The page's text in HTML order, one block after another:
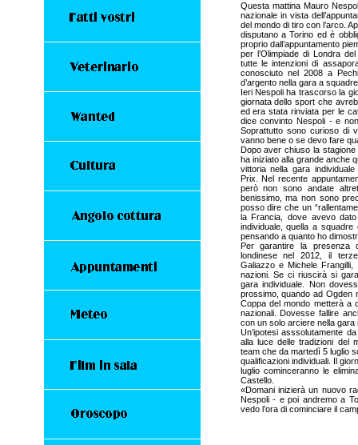
Questa mattina Mauro
nazionale in vista
del mondo di tiro con l’arco.
disputano a Torino ed è
proprio dall’appuntamento
per l’Olimpiade di Londra
tutte le intenzioni di
conosciuto nel 2008 a
d’argento nella gara a
Ieri Nespoli ha trascorso la
giornata dello sport che
ed era stata rinviata per le
dice convinto Nespoli - e
Soprattutto sono curioso di
vanno bene o se devo fare
Dopo aver chiuso la
ha iniziato alla grande anche
vittoria nella gara
Prix. Nel recente
però non sono andate
benissimo, ma non sono
posso dire che un
la Francia, dove avevo
individuale, quella a
pensando a quanto ho
Per garantire la presenza
londinese nel 2012, il
Galiazzo e Michele
nazioni. Se ci riuscirà si
gara individuale. Non
prossimo, quando ad Ogden
Coppa del mondo metterà a
nazionali. Dovesse fallire
con un solo arciere nella
Un’ipotesi asssolutamente
alla luce delle tradizioni del
team che da martedì 5 luglio
qualificazioni individuali. Il
luglio cominceranno le
Castello.
«Domani inizierà un nuovo
Nespoli - e poi andremo a
vedo l’ora di cominciare il